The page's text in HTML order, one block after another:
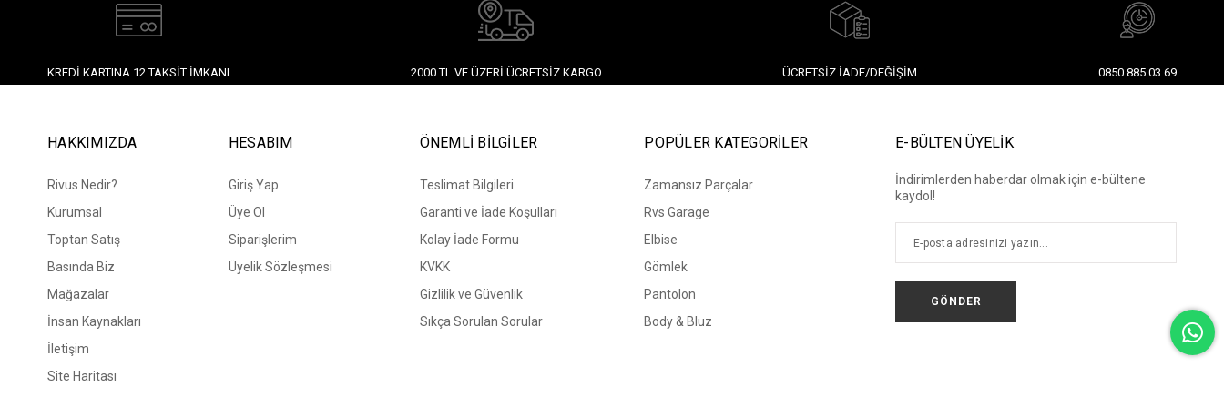
KREDI KARTINA 12 TAKSIT İMKANI 2000 TL VE ÜZERI ÜCRETSIZ KARGO ÜCRETSIZ İADE/DEĞIŞIM 0850 885 03 69
HAKKIMIZDA
Rivus Nedir?
Kurumsal
Toptan Satış
Basında Biz
Mağazalar
İnsan Kaynakları
İletişim
Site Haritası
HESABIM
Giriş Yap
Üye Ol
Siparişlerim
Üyelik Sözleşmesi
ÖNEMLİ BİLGİLER
Teslimat Bilgileri
Garanti ve İade Koşulları
Kolay İade Formu
KVKK
Gizlilik ve Güvenlik
Sıkça Sorulan Sorular
POPÜLER KATEGORİLER
Zamansız Parçalar
Rvs Garage
Elbise
Gömlek
Pantolon
Body & Bluz
E-BÜLTEN ÜYELİK
İndirimlerden haberdar olmak için e-bültene
kaydol!
GÖNDER